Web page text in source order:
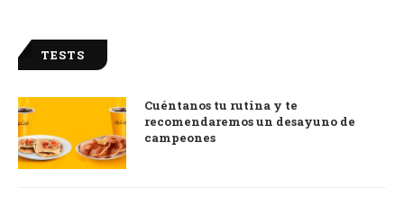
TESTS
Cuéntanos tu rutina y te
recomendaremos un desayuno de
campeones